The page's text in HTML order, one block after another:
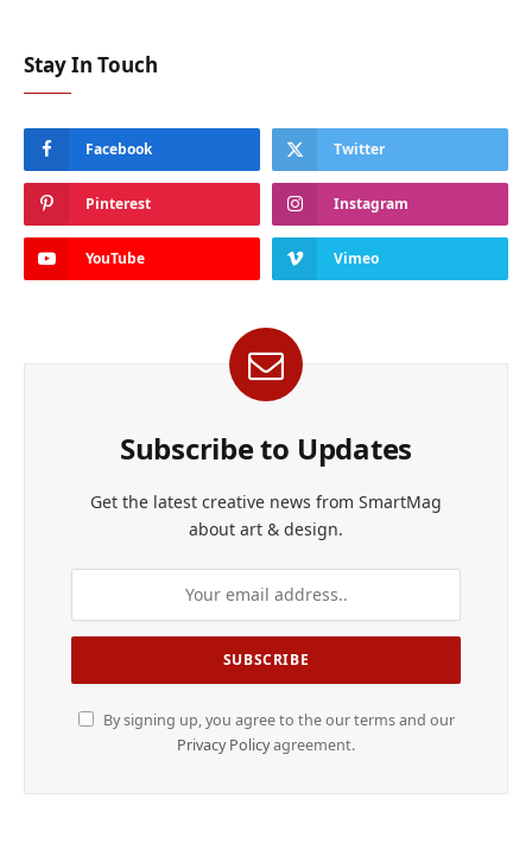
Stay In Touch
Facebook Twitter
Pinterest Instagram
YouTube Vimeo
Subscribe to Updates
Get the latest creative news from SmartMag
about art & design.
By signing up, you agree to the our terms and our
Privacy Policyagreement.